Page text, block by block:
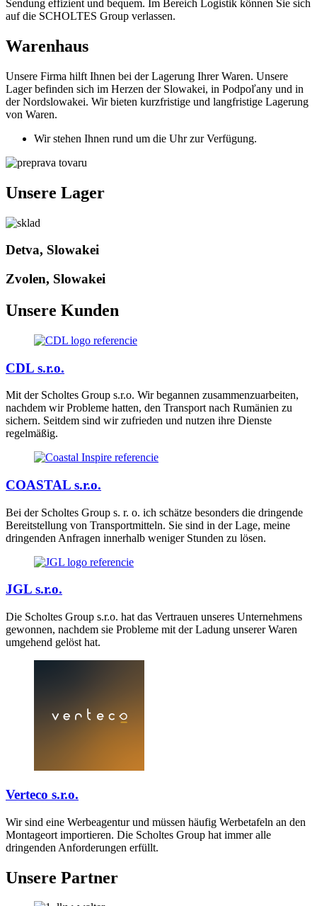
Sendung effizient und bequem. Im Bereich Logistik können Sie sich
auf die SCHOLTES Group verlassen.
Warenhaus
Unsere Firma hilft Ihnen bei der Lagerung Ihrer Waren. Unsere
Lager befinden sich im Herzen der Slowakei, in Podpoľany und in
der Nordslowakei. Wir bieten kurzfristige und langfristige Lagerung
von Waren.
Wir stehen Ihnen rund um die Uhr zur Verfügung.
Unsere Lager
Detva, Slowakei
Zvolen, Slowakei
Unsere Kunden
CDL s.r.o.
Mit der Scholtes Group s.r.o. Wir begannen zusammenzuarbeiten,
nachdem wir Probleme hatten, den Transport nach Rumänien zu
sichern. Seitdem sind wir zufrieden und nutzen ihre Dienste
regelmäßig.
COASTAL s.r.o.
Bei der Scholtes Group s. r. o. ich schätze besonders die dringende
Bereitstellung von Transportmitteln. Sie sind in der Lage, meine
dringenden Anfragen innerhalb weniger Stunden zu lösen.
JGL s.r.o.
Die Scholtes Group s.r.o. hat das Vertrauen unseres Unternehmens
gewonnen, nachdem sie Probleme mit der Ladung unserer Waren
umgehend gelöst hat.
Verteco s.r.o.
Wir sind eine Werbeagentur und müssen häufig Werbetafeln an den
Montageort importieren. Die Scholtes Group hat immer alle
dringenden Anforderungen erfüllt.
Unsere Partner